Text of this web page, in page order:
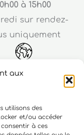
aux
utilisons des
et/ou accéder
à ces
sur rendez-
uniquement
Edouard Richard
68000 Colmar